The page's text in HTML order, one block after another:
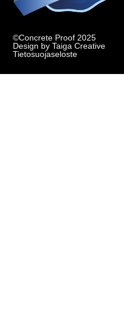
©Concrete Proof 2025
Design by Taiga Creative
Tietosuojaseloste